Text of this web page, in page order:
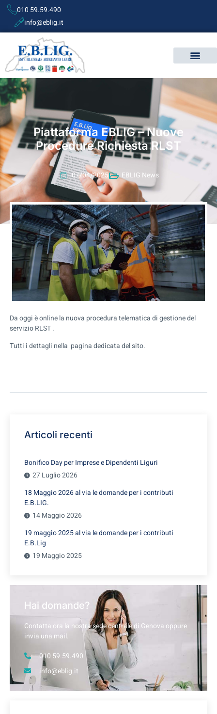
010 59.59.490
info@eblig.it
Piattaforma EBLIG – Nuove
Procedure Richiesta RLST
07/04/2025 EBLIG News
Da oggi è online la nuova procedura telematica di gestione del
servizio RLST .
Tutti i dettagli nella pagina dedicata del sito.
Articoli recenti
Bonifico Day per Imprese e Dipendenti Liguri
27 Luglio 2026
18 Maggio 2026 al via le domande per i contributi
E.B.LIG.
14 Maggio 2026
19 maggio 2025 al via le domande per i contributi
E.B.Lig
19 Maggio 2025
Hai domande?
Contatta ora la nostra sede centrale di Genova oppure
invia una mail.
010 59.59.490
info@eblig.it